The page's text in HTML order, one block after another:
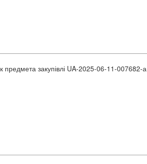
предмета закупівлі UA-2025-06-11-007682-а